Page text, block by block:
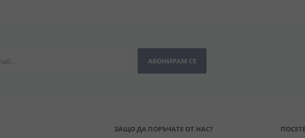
АБОНИРАМ СЕ
ЗАЩО ДА ПОРЪЧАТЕ ОТ НАС?